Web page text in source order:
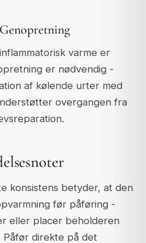
varme er
er nødvendig -
af kølende urter med
overgangen fra
konsistens betyder, at den
før påføring -
eller placer beholderen
Påfør direkte på det